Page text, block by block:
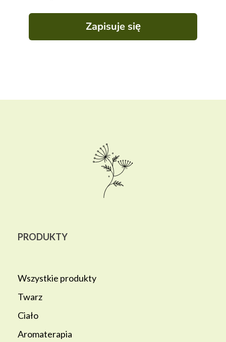
Zapisuje się
PRODUKTY
Wszystkie produkty
Twarz
Ciało
Aromaterapia